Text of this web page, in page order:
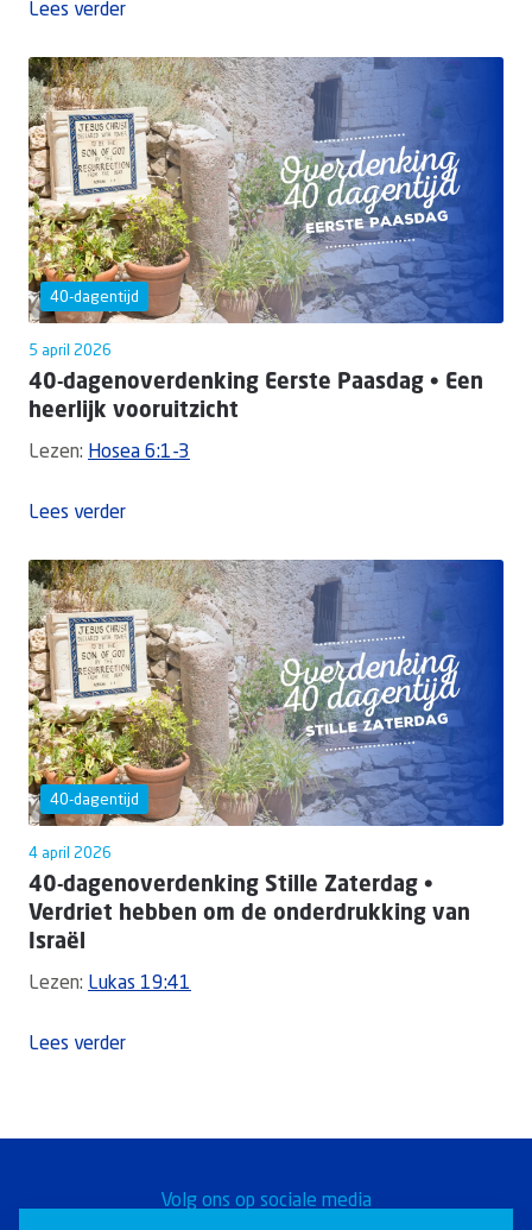
Lees verder
40-dagentijd
5 april 2026
40-dagenoverdenking Eerste Paasdag • Een
heerlijk vooruitzicht
Lezen: Hosea 6:1-3
Lees verder
40-dagentijd
4 april 2026
40-dagenoverdenking Stille Zaterdag •
Verdriet hebben om de onderdrukking van
Israël
Lezen: Lukas 19:41
Lees verder
Volg ons op sociale media